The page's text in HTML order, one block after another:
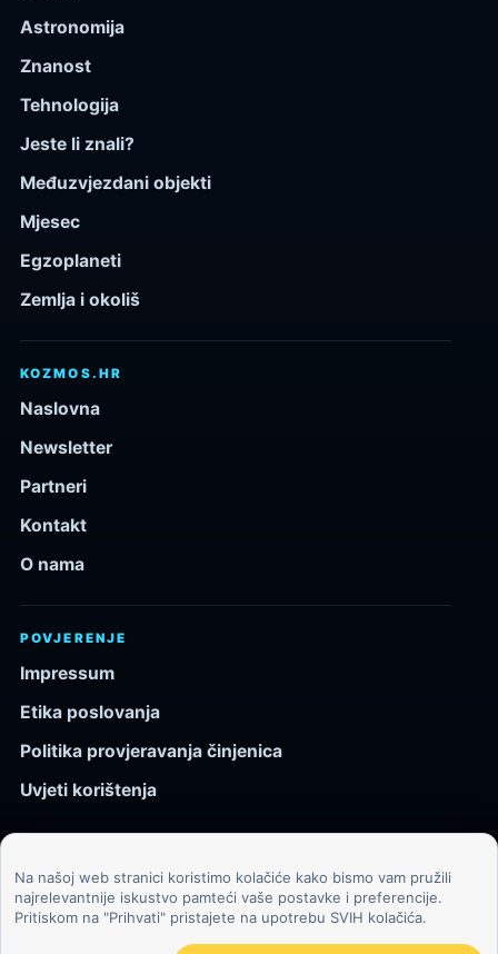
Astronomija
Znanost
Tehnologija
Jeste li znali?
Međuzvjezdani objekti
Mjesec
Egzoplaneti
Zemlja i okoliš
KOZMOS.HR
Naslovna
Newsletter
Partneri
Kontakt
O nama
POVJERENJE
Impressum
Etika poslovanja
Politika provjeravanja činjenica
Uvjeti korištenja
© 2026 Kozmos.hr. Sva prava pridržana.
Svemir, znanost, tehnologija i velike ideje za znatiželjne
čitatelje.
Na našoj web stranici koristimo kolačiće kako bismo vam pružili
najrelevantnije iskustvo pamteći vaše postavke i preferencije.
Pritiskom na "Prihvati" pristajete na upotrebu SVIH kolačića.